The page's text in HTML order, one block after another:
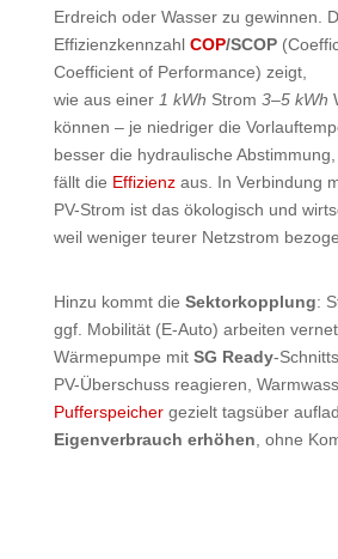
Erdreich oder Wasser zu gewinnen.
Effizienzkennzahl COP/SCOP
Coefficient of Performance) zeigt,
wie aus einer 1 kWh Strom 3–5 kWh
können – je niedriger die
besser die hydraulische
fällt die Effizienzaus. In Verbindung
PV-Strom ist das ökologisch und
weil weniger teurer Netzstrom
Hinzu kommt die Sektorkopplung:
ggf. Mobilität (E-Auto) arbeiten
Wärmepumpe mit SG Ready-
PV-Überschuss reagieren,
Pufferspeichergezielt tagsüber
Eigenverbrauch erhöhen , ohne